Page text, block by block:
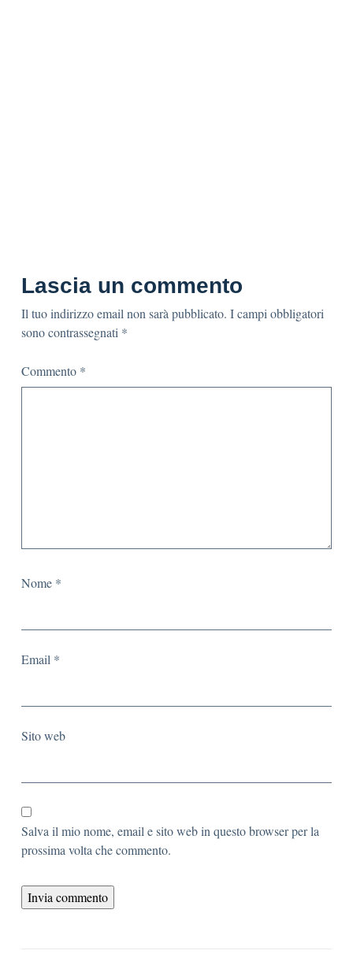
Lascia un commento
Il tuo indirizzo email non sarà pubblicato. I campi obbligatori
sono contrassegnati *
Commento *
Nome *
Email *
Sito web
Salva il mio nome, email e sito web in questo browser per la
prossima volta che commento.